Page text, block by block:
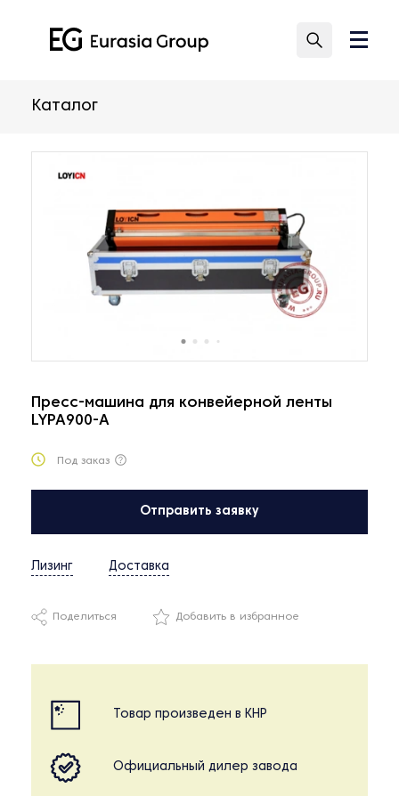
Каталог
Пресс-машина для конвейерной ленты
LYPA900-A
Под заказ
Отправить заявку
Лизинг Доставка
Поделиться Добавить в избранное
Товар произведен в КНР
Официальный дилер завода